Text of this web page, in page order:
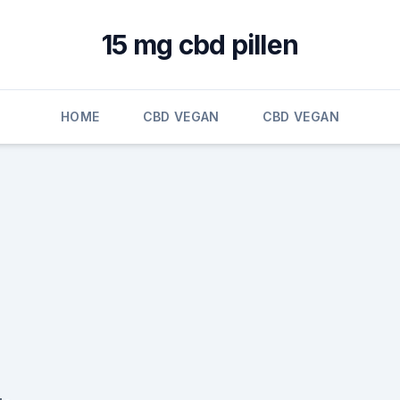
15 mg cbd pillen
HOME CBD VEGAN CBD VEGAN